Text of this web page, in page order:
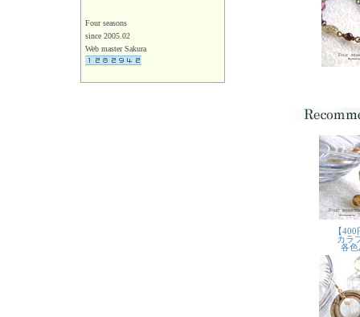
Four seasons
since 2005.02
Web master Sakura